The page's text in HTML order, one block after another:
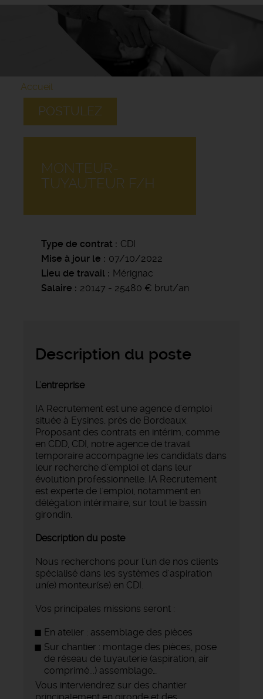
Accueil
POSTULEZ
MONTEUR-
TUYAUTEUR F/H
Type de contrat
CDI
Mise à jour le
07/10/2022
Lieu de travail
Mérignac
Salaire
20147 - 25480 € brut/an
Description du poste
L'entreprise
IA Recrutement est une agence d'emploi
située à Eysines, près de Bordeaux.
Proposant des contrats en intérim, comme
en CDD, CDI, notre agence de travail
temporaire accompagne les candidats dans
leur recherche d'emploi et dans leur
évolution professionnelle. IA Recrutement
est experte de l'emploi, notamment en
délégation intérimaire, sur tout le bassin
girondin.
Description du poste
Nous recherchons pour l'un de nos clients
spécialisé dans les systèmes d'aspiration
un(e) monteur(se) en CDI.
Vos principales missions seront :
En atelier : assemblage des pièces
Sur chantier : montage des pièces, pose
de réseau de tuyauterie (aspiration, air
comprimé...) assemblage…
Vous interviendrez sur des chantier
principalement en gironde et des